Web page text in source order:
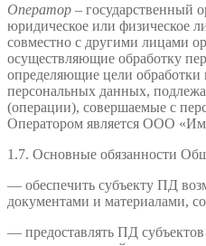
Оператор – государственный
юридическое или физическое
совместно с другими лицами
осуществляющие обработку
определяющие цели обработки
персональных данных,
(операции), совершаемые с
Оператором является ООО
1.7. Основные обязанности
— обеспечить субъекту ПД
документами и материалами,
— предоставлять ПД